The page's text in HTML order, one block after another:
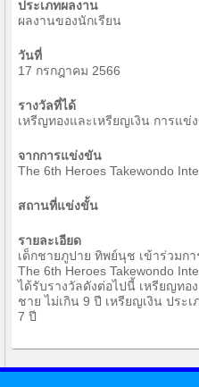
ประเภทผลงาน
ผลงานของนักเรียน
วันที่
17 กรกฎาคม 2566
รางวัลที่ได้
เหรีญทองและเหรียญเงิน การแข่
จากการแข่งขัน
The 6th Heroes Takewondo
สถานที่แข่งขั้น
รายละเอียด
เด็กชายภูปาย ทิพย์นุช เข้าร่วมก
The 6th Heroes Takewondo
ได้รับรางวัลดังต่อไปนี้ เหรียญทอ
ชาย ไม่เกิน 9 ปี เหรียญเงิน ประ
7 ปี